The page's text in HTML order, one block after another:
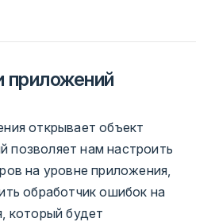
приложений
открывает объект
позволяет нам настроить
на уровне приложения,
обработчик ошибок на
который будет